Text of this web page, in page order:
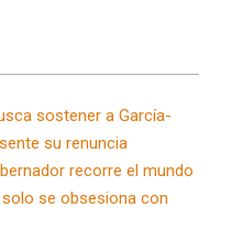
sostener a García-
su renuncia
recorre el mundo
se obsesiona con